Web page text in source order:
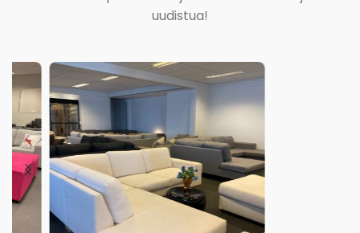
uudistua!